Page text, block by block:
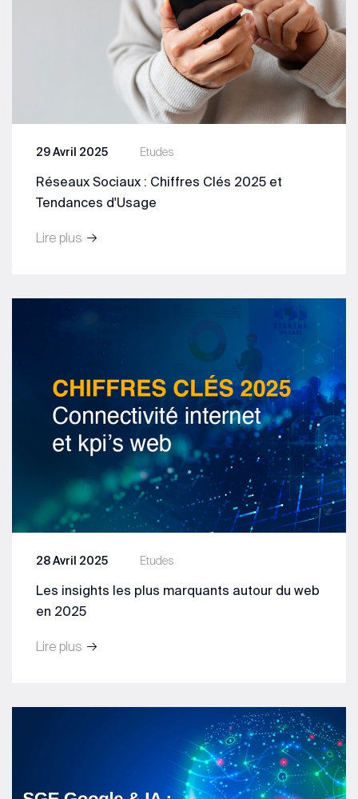
Etudes
29 Avril 2025
Réseaux Sociaux : Chiffres Clés 2025 et
Tendances d'Usage
Lire plus
Etudes
28 Avril 2025
Les insights les plus marquants autour du web
en 2025
Lire plus